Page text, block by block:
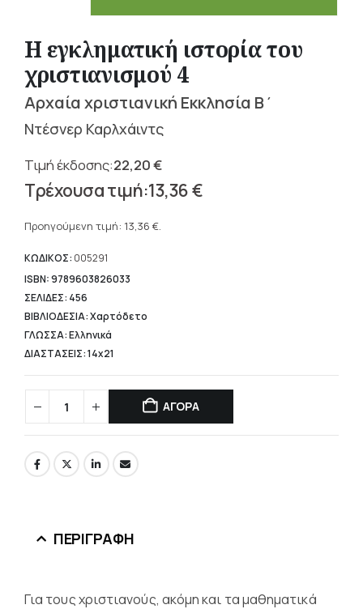
Η εγκληματική ιστορία του
χριστιανισμού 4
Αρχαία χριστιανική Εκκλησία Β΄
Ντέσνερ Καρλχάιντς
22,20€
Original
price
22,20 €.
13,36€
τρέχουσα
είναι:
13,36 €.
Προηγούμενη τιμή: 13,36 €.
ΚΩΔΙΚΟΣ: 005291
ISBN: 9789603826033
ΣΕΛΙΔΕΣ: 456
ΒΙΒΛΙΟΔΕΣΙΑ: Χαρτόδετο
ΓΛΩΣΣΑ: Ελληνικά
ΔΙΑΣΤΑΣΕΙΣ: 14x21
ΑΓΟΡΑ
ΠΕΡΙΓΡΑΦΉ
Για τους χριστιανούς, ακόμη και τα μαθηματικά